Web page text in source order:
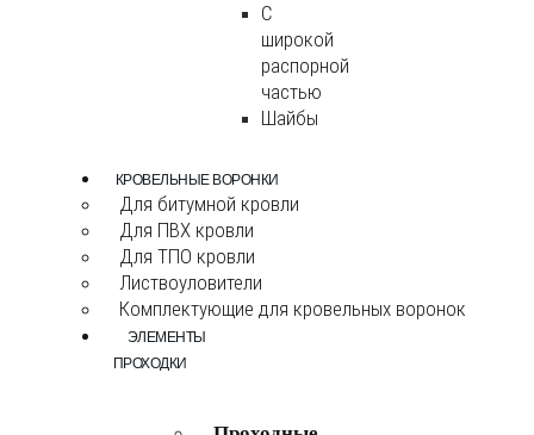
С
широкой
распорной
частью
Шайбы
КРОВЕЛЬНЫЕ ВОРОНКИ
Для битумной кровли
Для ПВХ кровли
Для ТПО кровли
Листвоуловители
Комплектующие для кровельных воронок
ЭЛЕМЕНТЫ
ПРОХОДКИ